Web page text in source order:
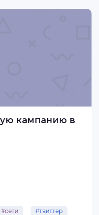
кампанию в
#сети #твиттер